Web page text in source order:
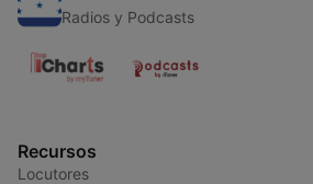
Radios y Podcasts
Recursos
Locutores